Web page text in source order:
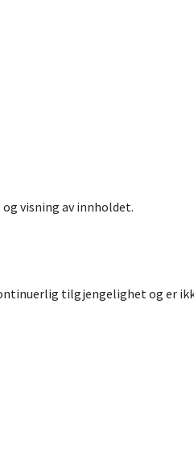
visning av innholdet.
tilgjengelighet og er